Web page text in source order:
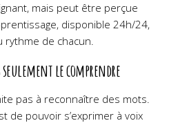
mais peut être perçue
disponible 24h/24,
rythme de chacun.
le comprendre
pas à reconnaître des mots.
de pouvoir s’exprimer à voix